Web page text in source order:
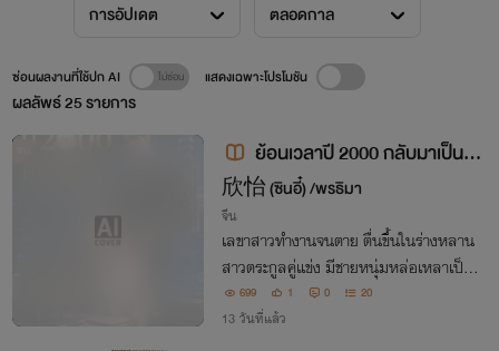
การอัปเดต ตลอดกาล
ผลลัพธ์25รายการ
ซ่อนผลงานที่ใช้ปก AI แสดงเฉพาะโปรโมชัน
ย้อนเวลาปี 2000 กลับมาเป็นเจ้
าแม่เทคโนโลยีแห่งเซินเจิ้น (มี e-boo
k)
欣怡 (ซินอี๋) /พรธิมา
จีน
เลขาสาวทำงานจนตาย ตื่นขึ้นในร่างหลาน
สาวตระกูลคู่แข่ง มีชายหนุ่มหล่อเหลาเป็น
พี่เลี้ยง ชาตินี้เธอตั้งใจเสวยสุขบนกองเงิน
จับเลขาทำสามี ว่าแต่ใครกันแน่ที่ถูกวางแผ
699 1 0 20
13 วันที่แล้ว